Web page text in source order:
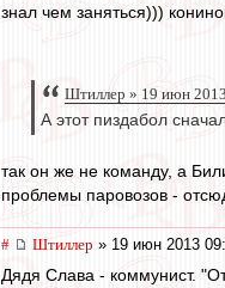
знал чем заняться)))
Штиллер » 19 июн
А этот пиздабол
так он же не команду, а
проблемы паровозов -
# Штиллер » 19 июн 2013
Дядя Слава - коммунист.